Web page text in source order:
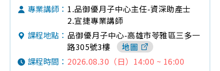
專業講師： 1.品御優月子中心主任-資深助產士
2.宣捷專業講師
課程地點： 品御優月子中心-高雄市苓雅區三多一
路305號3樓
地圖
課程時間： 2026.08.30（日）14:00 ~ 16:00
細
胞
臍
帶
測
報
告
問